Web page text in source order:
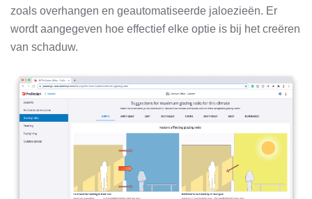
zoals overhangen en geautomatiseerde jaloezieën. Er
wordt aangegeven hoe effectief elke optie is bij het creëren
van schaduw.